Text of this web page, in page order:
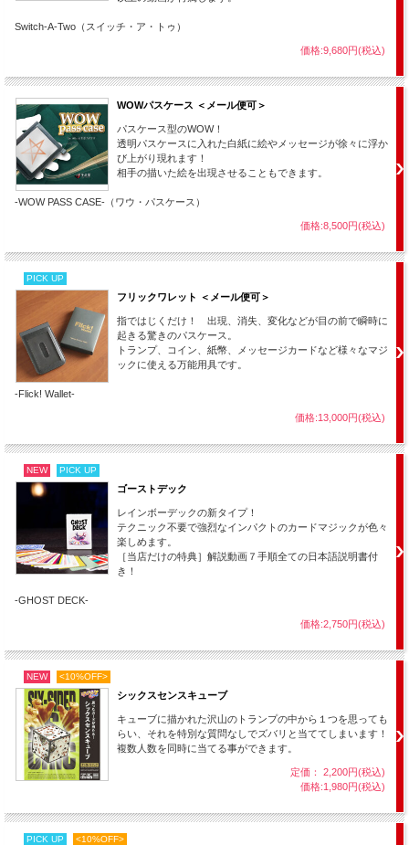
Switch-A-Two（スイッチ・ア・トゥ）
価格:9,680円(税込)
WOWパスケース ＜メール便可＞
パスケース型のWOW！
透明パスケースに入れた白紙に絵やメッセージが徐々に浮か
び上がり現れます！
相手の描いた絵を出現させることもできます。
-WOW PASS CASE-（ワウ・パスケース）
価格:8,500円(税込)
PICK UP
フリックワレット ＜メール便可＞
指ではじくだけ！ 出現、消失、変化などが目の前で瞬時に
起きる驚きのパスケース。
トランプ、コイン、紙幣、メッセージカードなど様々なマジ
ックに使える万能用具です。
-Flick! Wallet-
価格:13,000円(税込)
NEW PICK UP
ゴーストデック
レインボーデックの新タイプ！
テクニック不要で強烈なインパクトのカードマジックが色々
楽しめます。
［当店だけの特典］解説動画７手順全ての日本語説明書付
き！
-GHOST DECK-
価格:2,750円(税込)
NEW <10%OFF>
シックスセンスキューブ
キューブに描かれた沢山のトランプの中から１つを思っても
らい、それを特別な質問なしでズバリと当ててしまいます！
複数人数を同時に当てる事ができます。
定価： 2,200円(税込)
価格:1,980円(税込)
PICK UP <10%OFF>